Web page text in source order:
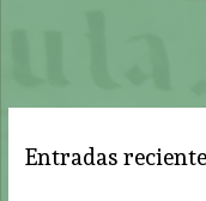
Entradas